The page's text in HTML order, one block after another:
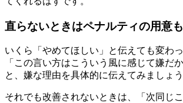
直らないときはペナルティの用意
いくら「やめてほしい」と伝えても変わ
「この言い方はこういう風に感じて嫌だ
と、嫌な理由を具体的に伝えてみましょう
それでも改善されないときは、「次同じ